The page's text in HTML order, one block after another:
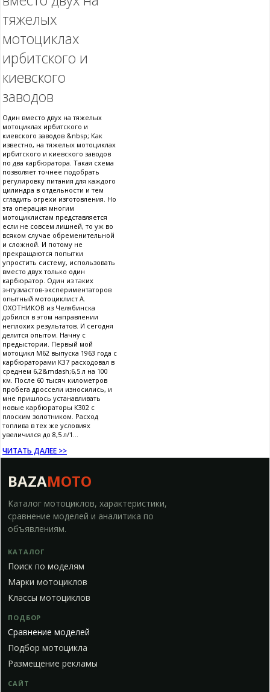
тяжелых
мотоциклах
ирбитского и
киевского
заводов
Один вместо двух на тяжелых
мотоциклах ирбитского и
киевского заводов &nbsp; Как
известно, на тяжелых мотоциклах
ирбитского и киевского заводов
по два карбюратора. Такая схема
позволяет точнее подобрать
регулировку питания для каждого
цилиндра в отдельности и тем
сгладить огрехи изготовления. Но
эта операция многим
мотоциклистам представляется
если не совсем лишней, то уж во
всяком случае обременительной
и сложной. И потому не
прекращаются попытки
упростить систему, использовать
вместо двух только один
карбюратор. Один из таких
энтузиастов-экспериментаторов
опытный мотоциклист А.
ОХОТНИКОВ из Челябинска
добился в этом направлении
неплохих результатов. И сегодня
делится опытом. Начну с
предыстории. Первый мой
мотоцикл М62 выпуска 1963 года с
карбюраторами К37 расходовал в
среднем 6,2&mdash;6,5 л на 100
км. После 60 тысяч километров
пробега дроссели износились, и
мне пришлось устанавливать
новые карбюраторы К302 с
плоским золотником. Расход
топлива в тех же условиях
увеличился до 8,5 л/1...
ЧИТАТЬ ДАЛЕЕ >>
BAZAMOTO
Каталог мотоциклов, характеристики,
сравнение моделей и аналитика по
объявлениям.
КАТАЛОГ
Поиск по моделям
Марки мотоциклов
Классы мотоциклов
ПОДБОР
Сравнение моделей
Подбор мотоцикла
Размещение рекламы
САЙТ